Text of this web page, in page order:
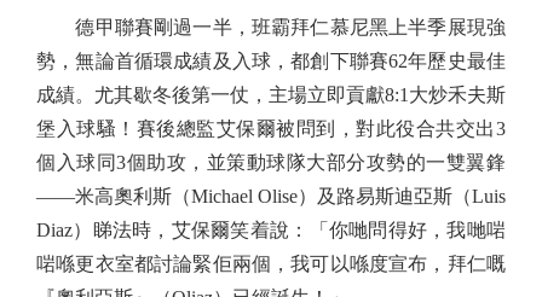
德甲聯賽剛過一半，班霸拜仁慕尼黑上半季展現強
勢，無論首循環成績及入球，都創下聯賽62年歷史最佳
成績。尤其歇冬後第一仗，主場立即貢獻8:1大炒禾夫斯
堡入球騷！賽後總監艾保爾被問到，對此役合共交出3
個入球同3個助攻，並策動球隊大部分攻勢的一雙翼鋒
——米高奧利斯（Michael Olise）及路易斯迪亞斯（Luis
Diaz）睇法時，艾保爾笑着說：「你哋問得好，我哋啱
啱喺更衣室都討論緊佢兩個，我可以喺度宣布，拜仁嘅